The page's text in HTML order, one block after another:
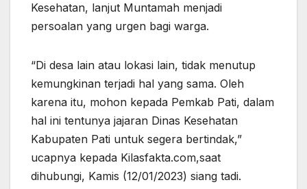
Kesehatan, lanjut Muntamah menjadi
persoalan yang urgen bagi warga.
“Di desa lain atau lokasi lain, tidak menutup
kemungkinan terjadi hal yang sama. Oleh
karena itu, mohon kepada Pemkab Pati, dalam
hal ini tentunya jajaran Dinas Kesehatan
Kabupaten Pati untuk segera bertindak,”
ucapnya kepada Kilasfakta.com,saat
dihubungi, Kamis (12/01/2023) siang tadi.